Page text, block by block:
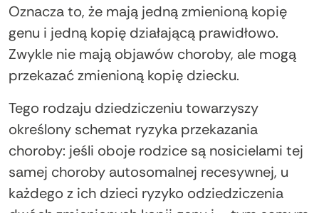
Oznacza to, że mają jedną zmienioną kopię
genu i jedną kopię działającą prawidłowo.
Zwykle nie mają objawów choroby, ale mogą
przekazać zmienioną kopię dziecku.
Tego rodzaju dziedziczeniu towarzyszy
określony schemat ryzyka przekazania
choroby: jeśli oboje rodzice są nosicielami tej
samej choroby autosomalnej recesywnej, u
każdego z ich dzieci ryzyko odziedziczenia